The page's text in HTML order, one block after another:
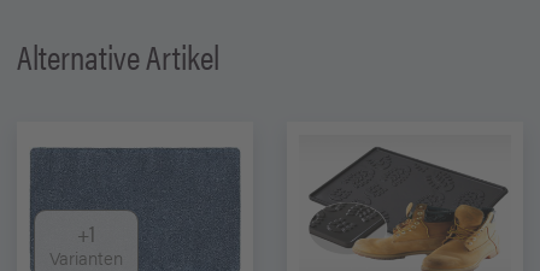
Alternative Artikel
+1
Varianten